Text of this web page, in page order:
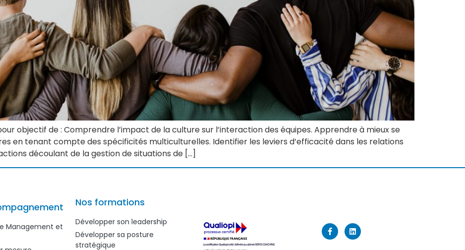
objectif de : Comprendre l’impact de la culture sur l’interaction des équipes. Apprendre à mieux se
en tenant compte des spécificités multiculturelles. Identifier les leviers d’efficacité dans les relations
découlant de la gestion de situations de […]
Management et
Nos formations
Développer son leadership
Développer sa posture
stratégique